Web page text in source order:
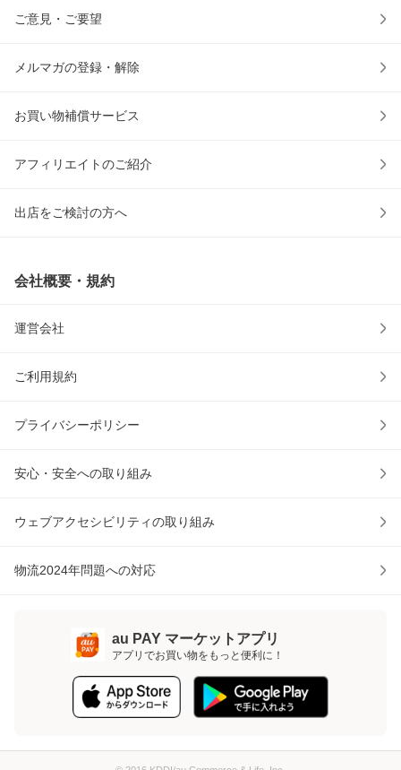
ご意見・ご要望
メルマガの登録・解除
お買い物補償サービス
アフィリエイトのご紹介
出店をご検討の方へ
会社概要・規約
運営会社
ご利用規約
プライバシーポリシー
安心・安全への取り組み
ウェブアクセシビリティの取り組み
物流2024年問題への対応
au PAY マーケットアプリ
アプリでお買い物をもっと便利に！